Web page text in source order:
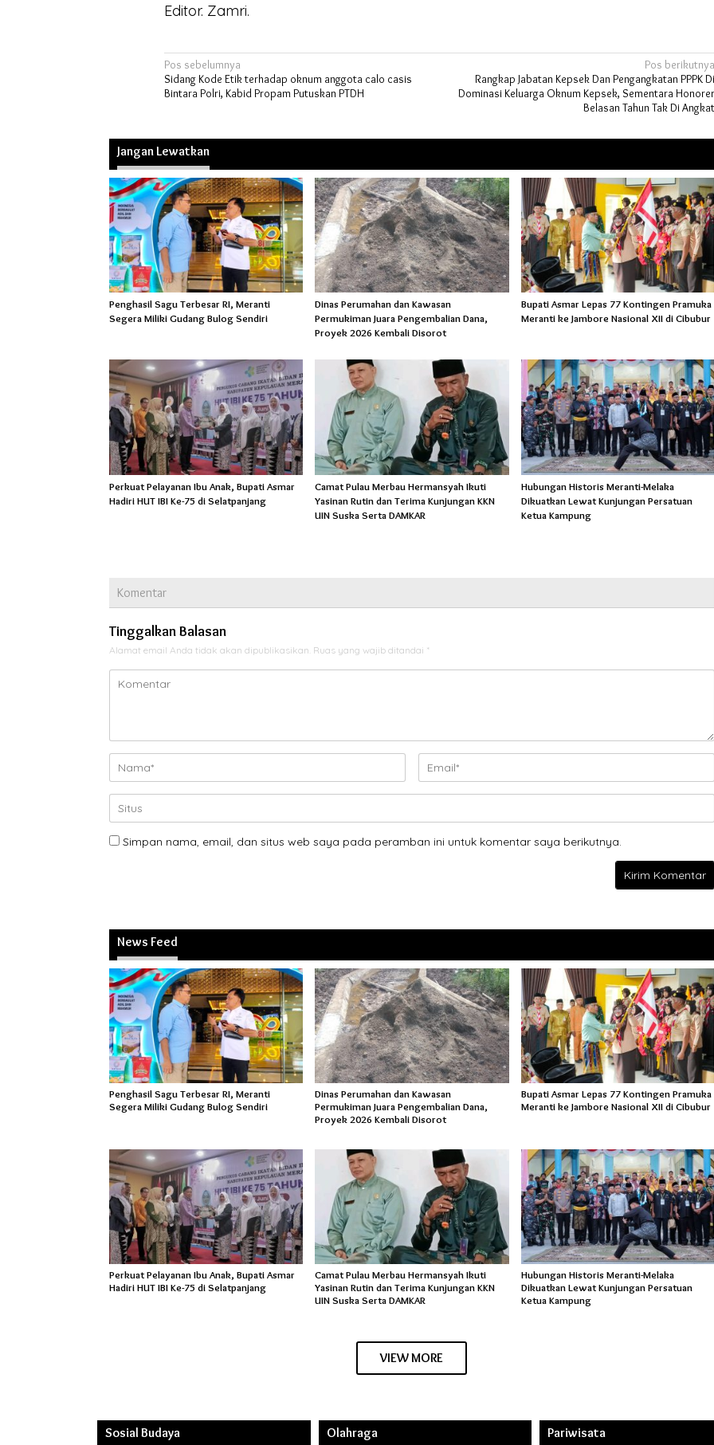
Editor. Zamri.
Navigasi
pos
Pos sebelumnya
Sidang Kode Etik terhadap oknum anggota calo casis
Bintara Polri, Kabid Propam Putuskan PTDH
Pos berikutnya
Rangkap Jabatan Kepsek Dan Pengangkatan PPPK Di
Dominasi Keluarga Oknum Kepsek, Sementara Honorer
Belasan Tahun Tak Di Angkat
Jangan Lewatkan
Penghasil Sagu Terbesar RI, Meranti
Segera Miliki Gudang Bulog Sendiri
Dinas Perumahan dan Kawasan
Permukiman Juara Pengembalian Dana,
Proyek 2026 Kembali Disorot
Bupati Asmar Lepas 77 Kontingen Pramuka
Meranti ke Jambore Nasional XII di Cibubur
Perkuat Pelayanan Ibu Anak, Bupati Asmar
Hadiri HUT IBI Ke-75 di Selatpanjang
Camat Pulau Merbau Hermansyah Ikuti
Yasinan Rutin dan Terima Kunjungan KKN
UIN Suska Serta DAMKAR
Hubungan Historis Meranti-Melaka
Dikuatkan Lewat Kunjungan Persatuan
Ketua Kampung
Komentar
Tinggalkan Balasan
Alamat email Anda tidak akan dipublikasikan. Ruas yang wajib ditandai *
Simpan nama, email, dan situs web saya pada peramban ini untuk komentar saya berikutnya.
News Feed
Penghasil Sagu Terbesar RI, Meranti
Segera Miliki Gudang Bulog Sendiri
Dinas Perumahan dan Kawasan
Permukiman Juara Pengembalian Dana,
Proyek 2026 Kembali Disorot
Bupati Asmar Lepas 77 Kontingen Pramuka
Meranti ke Jambore Nasional XII di Cibubur
Perkuat Pelayanan Ibu Anak, Bupati Asmar
Hadiri HUT IBI Ke-75 di Selatpanjang
Camat Pulau Merbau Hermansyah Ikuti
Yasinan Rutin dan Terima Kunjungan KKN
UIN Suska Serta DAMKAR
Hubungan Historis Meranti-Melaka
Dikuatkan Lewat Kunjungan Persatuan
Ketua Kampung
VIEW MORE
Sosial Budaya Olahraga Pariwisata